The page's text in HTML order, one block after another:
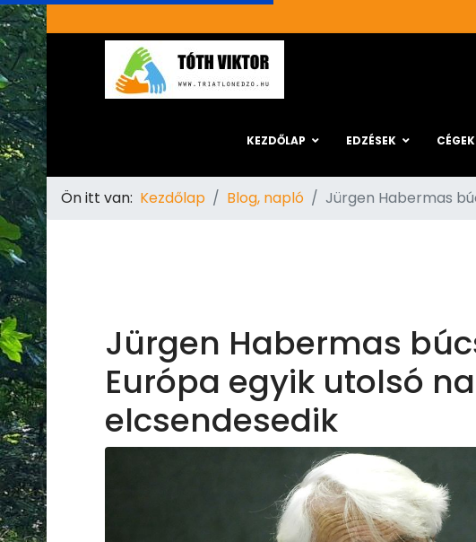
KEZDŐLAP EDZÉSEK
Ön itt van: Kezdőlap Blog, napló Jürgen Habermas
Jürgen Habermas
Európa egyik utolsó
elcsendesedik